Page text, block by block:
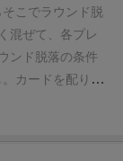
来のトランプに
。■ 持ち運びやす
トなので、ボドゲ
15～20分程度と
！」と声が上が
こでラウンド脱
混ぜて、各プレ
ンド脱落の条件
カードを配り終
からカードを一
その効果を発動
る。これを繰り返